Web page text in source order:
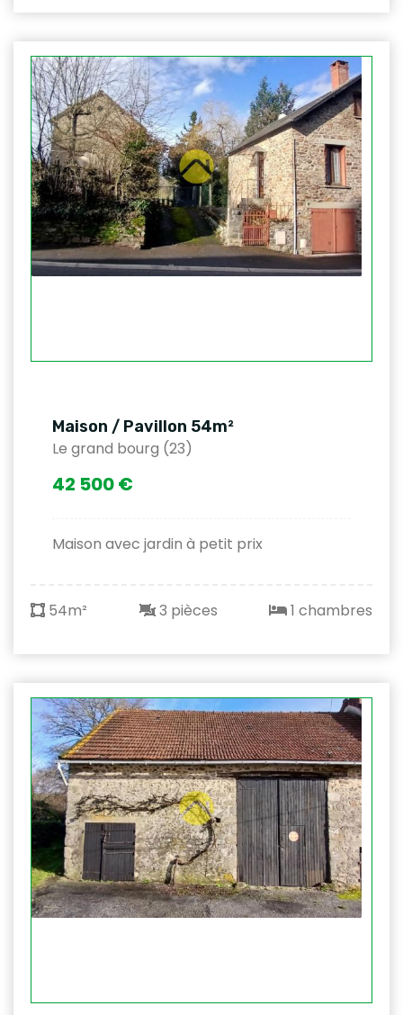
Maison / Pavillon 54m²
Le grand bourg (23)
42 500 €
Maison avec jardin à petit prix
54m² 3 pièces 1 chambres